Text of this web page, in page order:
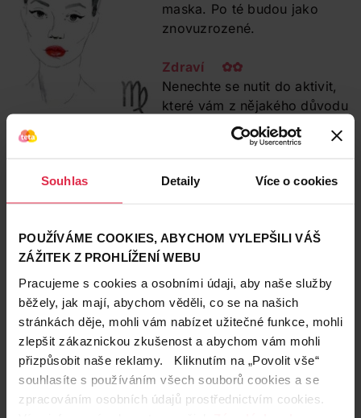
Souhlas Detaily Více o cookies
POUŽÍVÁME COOKIES, ABYCHOM VYLEPŠILI VÁŠ
ZÁŽITEK Z PROHLÍŽENÍ WEBU
Pracujeme s cookies a osobními údaji, aby naše služby
běžely, jak mají, abychom věděli, co se na našich
stránkách děje, mohli vám nabízet užitečné funkce, mohli
zlepšit zákaznickou zkušenost a abychom vám mohli
přizpůsobit naše reklamy. Kliknutím na „Povolit vše“
souhlasíte s používáním všech souborů cookies a se
zpracováním osobních údajů prostřednictvím cookies.
maska. Po té budou jako
znovuzrozené.
Zdraví ✿✿
Nenechte se nutit do aktivit,
které vám z nějakého důvodu
vadí. Váš instinkt vám radí
dobře.
Vztahy ❤❤❤
Klid zavládne v rodině i ve vztazích, nečekejte žádné
Váhy
Krása ☺☺
Začněte s něčím novým,
třeba se saunováním.
Pokud se sama bojíte,